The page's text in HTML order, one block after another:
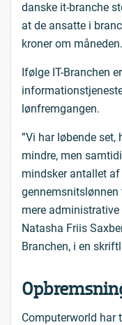
danske it-branche
at de ansatte i
kroner om måneden.
Ifølge IT-Branchen
lønfremgangen.
”Vi har løbende
mindre, men
mindsker antallet
gennemsnitslønnen
mere administrative
Natasha Friis
Branchen, i en
Computerworld har